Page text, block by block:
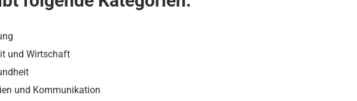
und Wirtschaft
und Kommunikation